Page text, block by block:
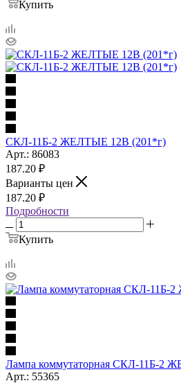
Купить
СКЛ-11Б-2 ЖЕЛТЫЕ 12В (201*г)
Арт.: 86083
187.20 ₽
Варианты цен
187.20 ₽
Подробности
Купить
Лампа коммутаторная СКЛ-11Б-2
Арт.: 55365